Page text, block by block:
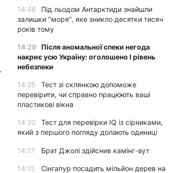
14:46
Під льодом Антарктиди знайшли
залишки "моря", яке зникло десятки тисяч
років тому
14:29
Після аномальної спеки негода
накриє усю Україну: оголошено І рівень
небезпеки
14:25
Тест зі склянкою допоможе
перевірити, чи справно працюють ваші
пластикові вікна
14:20
Тест для перевірки IQ із сірниками,
який з першого погляду долають одиниці
14:17 Брат Джолі здійснив камінг-аут
14:15
Сінгапур посадить мільйон дерев на